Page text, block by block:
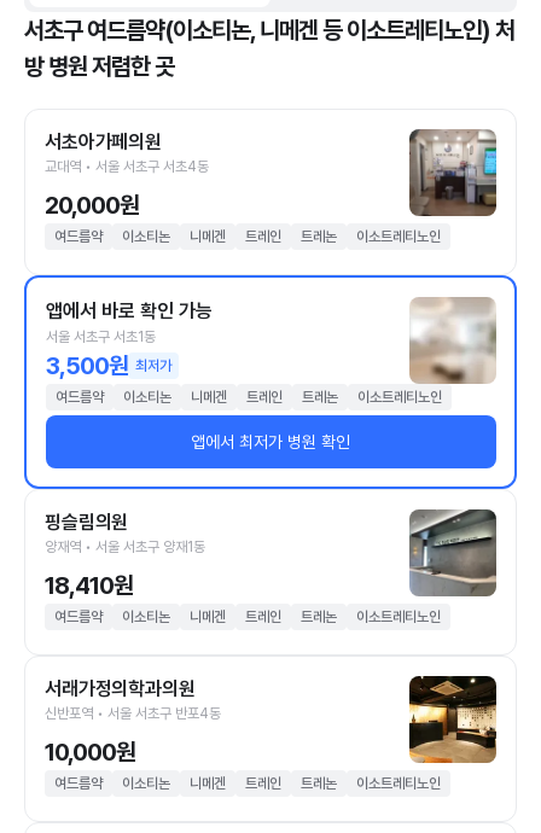
서초구 여드름약(이소티논, 니메겐 등 이소트레티노인) 처
방 병원 저렴한 곳
서초아가페의원
교대역 • 서울 서초구 서초4동
20,000원
여드름약 이소티논 니메겐 트레인 트레논 이소트레티노인
앱에서 바로 확인 가능
서울 서초구 서초1동
3,500원 최저가
여드름약
이소티논 니메겐 트레인 트레논 이소트레티노인
앱에서 최저가 병원 확인
핑슬림의원
양재역 • 서울 서초구 양재1동
18,410원
여드름약 이소티논 니메겐 트레인 트레논 이소트레티노인
서래가정의학과의원
신반포역 • 서울 서초구 반포4동
10,000원
여드름약 이소티논 니메겐 트레인 트레논 이소트레티노인